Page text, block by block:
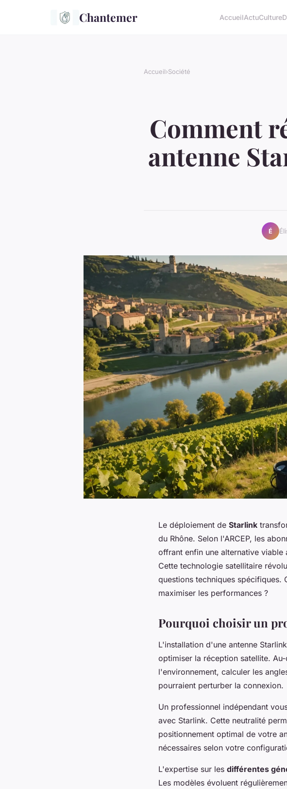
Chantemer AccueilActuCulture
Accueil›Société
Comment
antenne
É
Le déploiement de Starlink
du Rhône. Selon l'ARCEP, les
offrant enfin une alternative viable
Cette technologie satellitaire
questions techniques spécifiques.
maximiser les performances ?
Pourquoi choisir un
L'installation d'une antenne
optimiser la réception satellite.
l'environnement, calculer les
pourraient perturber la connexion.
Un professionnel indépendant
avec Starlink. Cette neutralité
positionnement optimal de votre
nécessaires selon votre
L'expertise sur les différentes
Les modèles évoluent